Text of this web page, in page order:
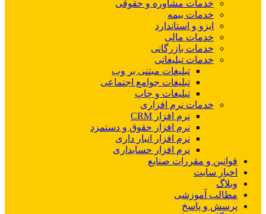
خدمات مشاوره و حقوقی
خدمات بیمه
ایزو و استاندارد
خدمات مالی
خدمات بازرگانی
خدمات تبلیغاتی
تبلیغات مبتنی بر وب
تبلیغات جوامع اجتماعی
تبلیغات و چاپ
خدمات نرم افزاری
نرم افزار CRM
نرم افزار حقوق و دستمزد
نرم افزار انبار داری
نرم افزار حسابداری
قوانین و مقررات صنایع
اخبار سایت
وبلاگ
مطالب آموزشی
پرسش و پاسخ